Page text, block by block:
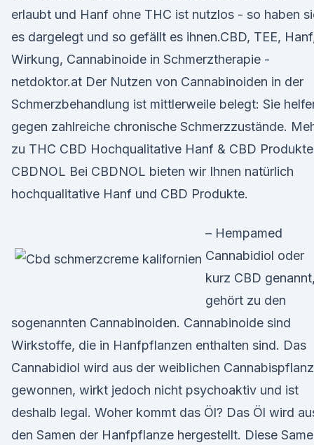
erlaubt und Hanf ohne THC ist nutzlos - so haben
es dargelegt und so gefällt es ihnen.CBD, TEE,
Wirkung, Cannabinoide in Schmerztherapie -
netdoktor.at Der Nutzen von Cannabinoiden in der
Schmerzbehandlung ist mittlerweile belegt: Sie
gegen zahlreiche chronische Schmerzzustände.
zu THC CBD Hochqualitative Hanf & CBD
CBDNOL Bei CBDNOL bieten wir Ihnen natürlich
hochqualitative Hanf und CBD Produkte.
– Hempamed
Cannabidiol oder
kurz CBD genannt,
gehört zu den
sogenannten Cannabinoiden. Cannabinoide sind
Wirkstoffe, die in Hanfpflanzen enthalten sind. Das
Cannabidiol wird aus der weiblichen
gewonnen, wirkt jedoch nicht psychoaktiv und ist
deshalb legal. Woher kommt das Öl? Das Öl wird
den Samen der Hanfpflanze hergestellt. Diese